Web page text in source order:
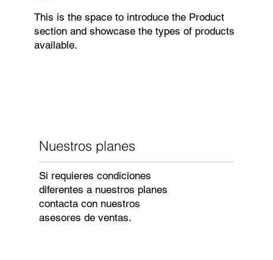
Si requieres condiciones
diferentes a nuestros planes
contacta con nuestros
asesores de ventas.
Nuestros planes
This is the space to introduce the Product
section and showcase the types of products
available.